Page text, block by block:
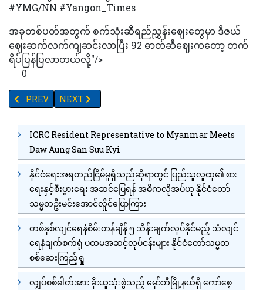
#YMG/NN #Yangon_Times
အခုတစ်ပတ်အတွက် စက်သုံးဆီရည်ညွှန်းဈေးတွေမှာ ဒီဇယ်
ဈေးဆက်လက်ကျဆင်းလာပြီး 92 ဓာတ်ဆီဈေးကတော့ တက်
ရိပ်ပြန်ပြလာတယ်လို့"/>
0
PREVIOUS ARTICLE: အနောက်တိုင်းဆေးနှင့်ရောနှောထားသည့် ပ
PREV NEXT ARTICLE: TV YANGON TIMES ရဲ့ နေ့စဉ်
NEXT
ICRC Resident Representative to Myanmar Meets
Daw Aung San Suu Kyi
နိုင်ငံရေးအရတည်ငြိမ်မှုရှိသည်ဆိုရာတွင် ပြည်သူလူထု၏ စား
ရေးနှင့်စီးပွားရေး အဆင်ပြေရန် အဓိကလိုအပ်ဟု နိုင်ငံတော်
သမ္မတဦးမင်းအောင်လှိုင်ပြောကြား
တစ်နှစ်လျင်ရေနံစိမ်းတန်ချိန် ၅ သိန်းချက်လုပ်နိုင်မည့် သံလျင်
ရေနံချက်စက်ရုံ ပထမအဆင့်လုပ်ငန်းများ နိုင်ငံတော်သမ္မတ
စစ်ဆေးကြည့်ရှု
လျှပ်စစ်ဓါတ်အား ခိုးယူသုံးစွဲသည့် မှော်ဘီမြို့နယ်ရှိ ကော်စေ့